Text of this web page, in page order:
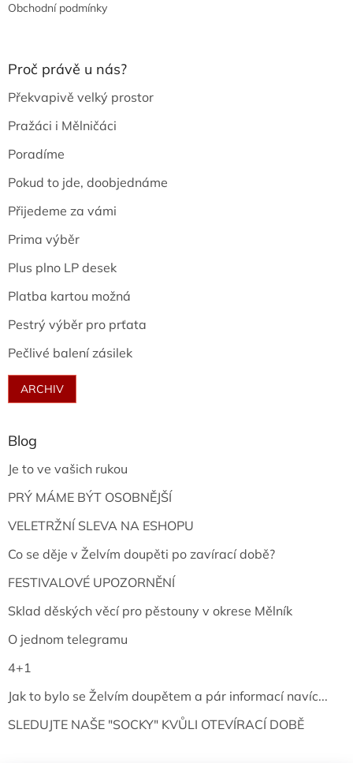
Obchodní podmínky
Proč právě u nás?
Překvapivě velký prostor
Pražáci i Mělničáci
Poradíme
Pokud to jde, doobjednáme
Přijedeme za vámi
Prima výběr
Plus plno LP desek
Platba kartou možná
Pestrý výběr pro prťata
Pečlivé balení zásilek
ARCHIV
Blog
Je to ve vašich rukou
PRÝ MÁME BÝT OSOBNĚJŠÍ
VELETRŽNÍ SLEVA NA ESHOPU
Co se děje v Želvím doupěti po zavírací době?
FESTIVALOVÉ UPOZORNĚNÍ
Sklad děských věcí pro pěstouny v okrese Mělník
O jednom telegramu
4+1
Jak to bylo se Želvím doupětem a pár informací navíc...
SLEDUJTE NAŠE "SOCKY" KVŮLI OTEVÍRACÍ DOBĚ